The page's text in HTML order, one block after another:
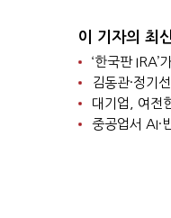
이 기자의 최
‘한국판 IRA’
김동관·정기
대기업, 여전
중공업서 AI·